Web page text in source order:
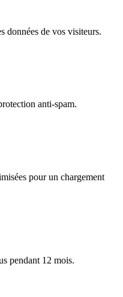
données de vos visiteurs.
anti-spam.
pour un chargement
pendant 12 mois.